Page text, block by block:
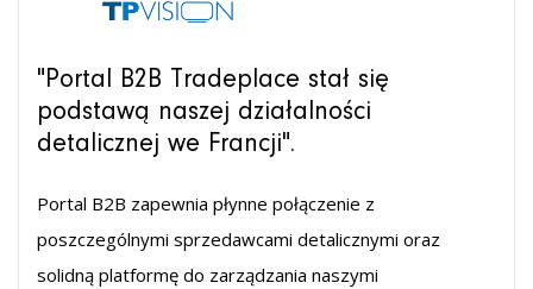
"Portal B2B Tradeplace stał się
podstawą naszej działalności
detalicznej we Francji".
Portal B2B zapewnia płynne połączenie z
poszczególnymi sprzedawcami detalicznymi oraz
solidną platformę do zarządzania naszymi